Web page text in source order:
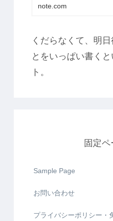
note.com
くだらなくて、明
とをいっぱい書く
ト。
固定ペ
Sample Page
お問い合わせ
プライバシーポリシー・